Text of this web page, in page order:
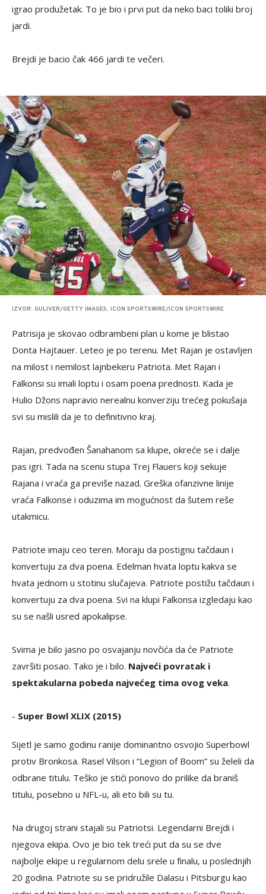
igrao produžetak. To je bio i prvi put da neko baci toliki broj
jardi.
Brejdi je bacio čak 466 jardi te večeri.
IZVOR: GULIVER/GETTY IMAGES, ICON SPORTSWIRE/ICON SPORTSWIRE
Patrisija je skovao odbrambeni plan u kome je blistao
Donta Hajtauer. Leteo je po terenu. Met Rajan je ostavljen
na milost i nemilost lajnbekeru Patriota. Met Rajan i
Falkonsi su imali loptu i osam poena prednosti. Kada je
Hulio Džons napravio nerealnu konverziju trećeg pokušaja
svi su mislili da je to definitivno kraj.
Rajan, predvođen Šanahanom sa klupe, okreće se i dalje
pas igri. Tada na scenu stupa Trej Flauers koji sekuje
Rajana i vraća ga previše nazad. Greška ofanzivne linije
vraća Falkonse i oduzima im mogućnost da šutem reše
utakmicu.
Patriote imaju ceo teren. Moraju da postignu tačdaun i
konvertuju za dva poena. Edelman hvata loptu kakva se
hvata jednom u stotinu slučajeva. Patriote postižu tačdaun i
konvertuju za dva poena. Svi na klupi Falkonsa izgledaju kao
su se našli usred apokalipse.
Svima je bilo jasno po osvajanju novčića da će Patriote
završiti posao. Tako je i bilo. Najveći povratak i
spektakularna pobeda najvećeg tima ovog veka.
- Super Bowl XLIX (2015)
Sijetl je samo godinu ranije dominantno osvojio Superbowl
protiv Bronkosa. Rasel Vilson i “Legion of Boom” su želeli da
odbrane titulu. Teško je stići ponovo do prilike da braniš
titulu, posebno u NFL-u, ali eto bili su tu.
Na drugoj strani stajali su Patriotsi. Legendarni Brejdi i
njegova ekipa. Ovo je bio tek treći put da su se dve
najbolje ekipe u regularnom delu srele u finalu, u poslednjih
20 godina. Patriote su se pridružile Dalasu i Pitsburgu kao